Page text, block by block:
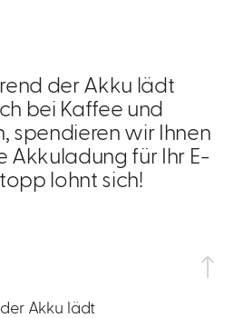
der Akku lädt
bei Kaffee und
spendieren wir Ihnen
Akkuladung für Ihr E-
lohnt sich!
Akku lädt